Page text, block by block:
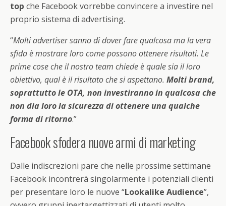
top che Facebook vorrebbe convincere a investire nel
proprio sistema di advertising.
“Molti advertiser sanno di dover fare qualcosa ma la vera
sfida è mostrare loro come possono ottenere risultati. Le
prime cose che il nostro team chiede è quale sia il loro
obiettivo, qual è il risultato che si aspettano. Molti brand,
soprattutto le OTA, non investiranno in qualcosa che
non dia loro la sicurezza di ottenere una qualche
forma di ritorno.”
Facebook sfodera nuove armi di marketing
Dalle indiscrezioni pare che nelle prossime settimane
Facebook incontrerà singolarmente i potenziali clienti
per presentare loro le nuove “Lookalike Audience”,